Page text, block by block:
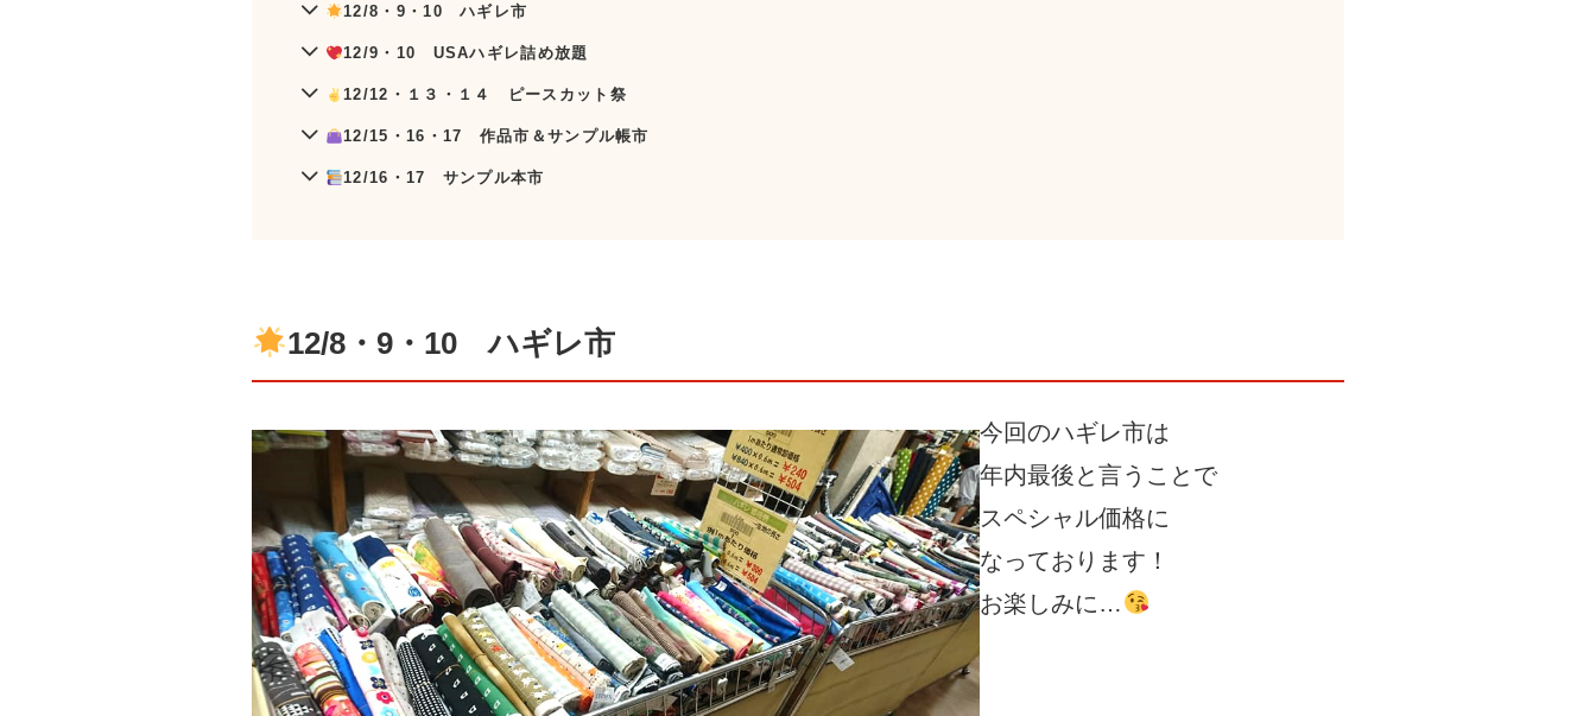
12/8・9・10 ハギレ市
12/9・10 USAハギレ詰め放題
12/12・１３・１４ ピースカット祭
12/15・16・17 作品市＆サンプル帳市
12/16・17 サンプル本市
12/8・9・10 ハギレ市
今回のハギレ市は
年内最後と言うことで
スペシャル価格に
なっております！
お楽しみに…